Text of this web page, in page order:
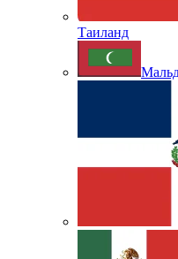
Таиланд